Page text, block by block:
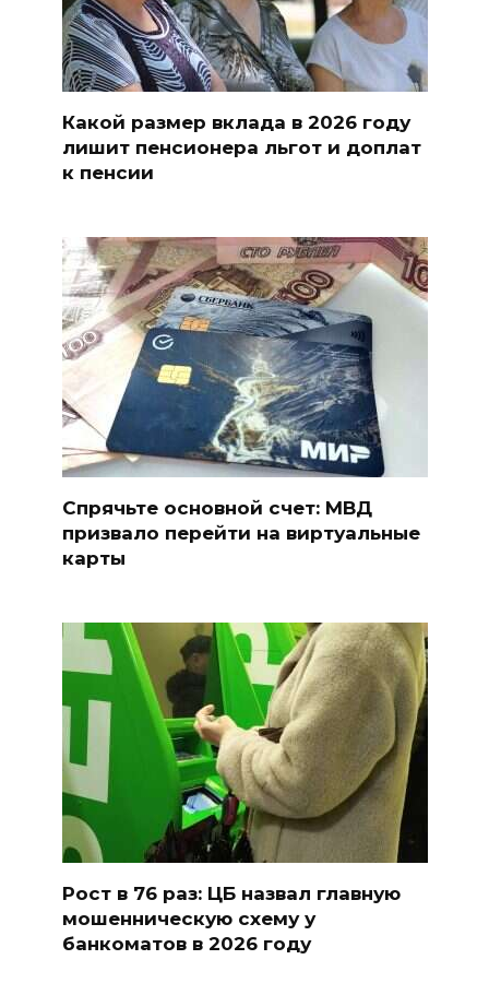
Какой размер вклада в 2026 году
лишит пенсионера льгот и доплат
к пенсии
Спрячьте основной счет: МВД
призвало перейти на виртуальные
карты
Рост в 76 раз: ЦБ назвал главную
мошенническую схему у
банкоматов в 2026 году